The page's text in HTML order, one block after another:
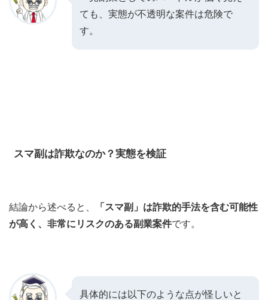
ても、実態が不透明な案件は危険で
す。
スマ副は詐欺なのか？実態を検証
結論から述べると、
「スマ副」は詐欺的手法を含む可能性
が高く、非常にリスクのある副業案件です。
具体的には以下のような点が怪しいと